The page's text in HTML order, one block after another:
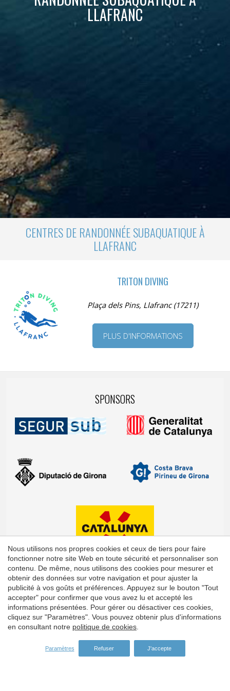
LLAFRANC
CENTRES DE RANDONNÉE SUBAQUATIQUE À
LLAFRANC
TRITON DIVING
Plaça dels Pins, Llafranc (17211)
PLUS D'INFORMATIONS
SPONSORS
Nous utilisons nos propres cookies et ceux de tiers pour faire
fonctionner notre site Web en toute sécurité et personnaliser son
contenu. De même, nous utilisons des cookies pour mesurer et
obtenir des données sur votre navigation et pour ajuster la
publicité à vos goûts et préférences. Appuyez sur le bouton "Tout
accepter" pour confirmer que vous avez lu et accepté les
informations présentées. Pour gérer ou désactiver ces cookies,
cliquez sur "Paramètres". Vous pouvez obtenir plus d'informations
en consultant notre politique de cookies.
Paramètres Refuser J'accepte
disque dur, même s'il doit garder à l'esprit qu'une telle
action peut entraîner des difficultés de navigation sur le
sauvegarder les informations de préférence de l'utilisateur
pour améliorer la qualité de nos services et offrir une
meilleure expérience grâce aux produits recommandés.
Marketing et Publicité
Ces cookies sont utilisés pour stocker des informations sur
les préférences et les choix personnels de l'utilisateur
grâce à l'observation continue de ses habitudes de
navigation. Grâce à eux, nous pouvons connaître les
habitudes de navigation sur le site Web et afficher des
publicités liées au profil de navigation de l'utilisateur.
Enregistrer les paramètres Tout accepter